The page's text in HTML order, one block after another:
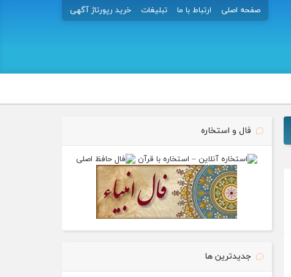
صفحه اصلی ارتباط با ما تبلیغات خرید رپورتاژ آگهی
فال و استخاره
جدیدترین ها